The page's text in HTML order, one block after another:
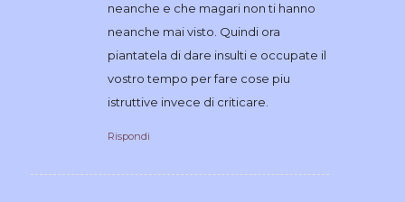
neanche e che magari non ti hanno
neanche mai visto. Quindi ora
piantatela di dare insulti e occupate il
vostro tempo per fare cose piu
istruttive invece di criticare.
Rispondi